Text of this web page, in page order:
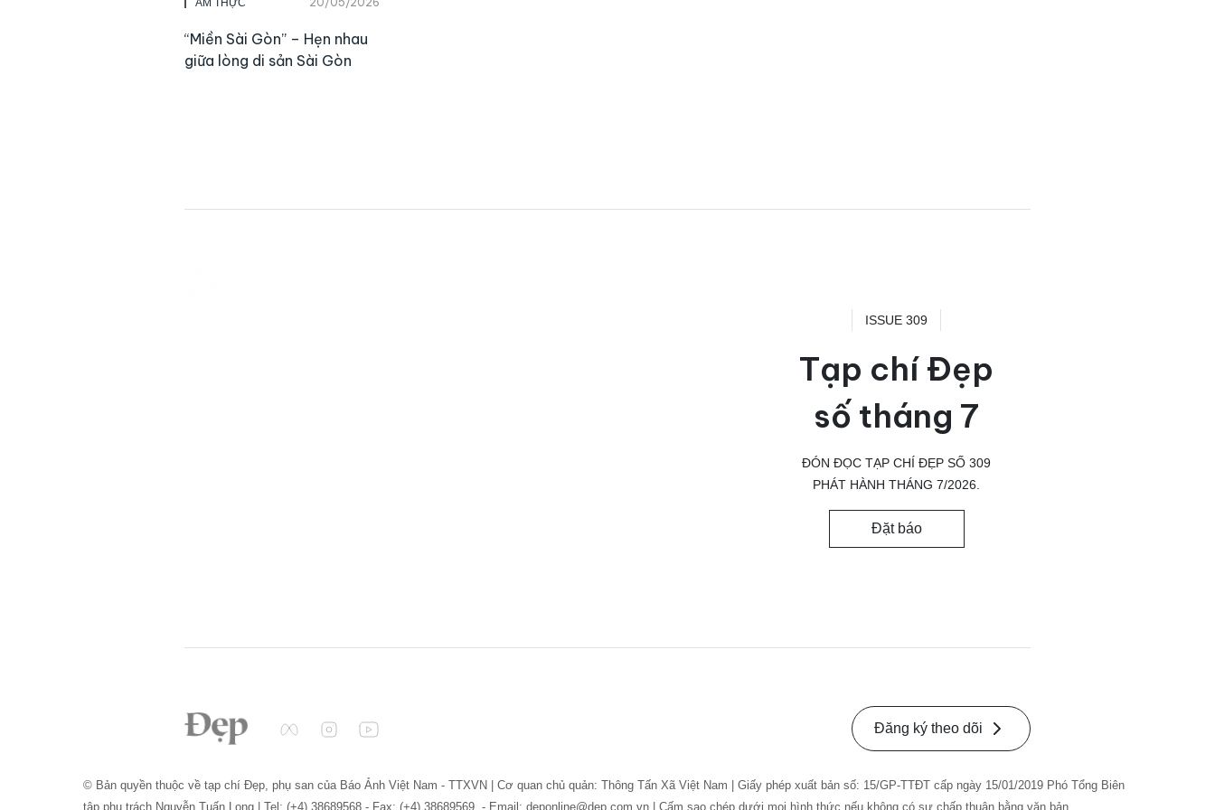
“Miền Sài Gòn” – Hẹn nhau
giữa lòng di sản Sài Gòn
ISSUE 309
Tạp chí Đẹp
số tháng 7
ĐÓN ĐỌC TẠP CHÍ ĐẸP SỐ 309
PHÁT HÀNH THÁNG 7/2026.
Đặt báo
Đăng ký theo dõi
© Bản quyền thuộc về tạp chí Đẹp, phụ san của Báo Ảnh Việt Nam - TTXVN | Cơ quan chủ quản: Thông Tấn Xã Việt Nam | Giấy phép xuất bản số: 15/GP-TTĐT cấp ngày 15/01/2019 Phó Tổng Biên
tập phụ trách Nguyễn Tuấn Long | Tel: (+4) 38689568 - Fax: (+4) 38689569. - Email: deponline@dep.com.vn | Cấm sao chép dưới mọi hình thức nếu không có sự chấp thuận bằng văn bản